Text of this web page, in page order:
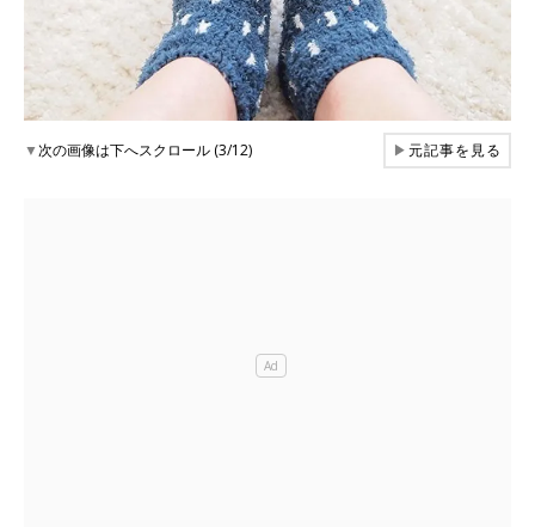
▼次の画像は下へスクロール (3/12) ▶元記事を見る